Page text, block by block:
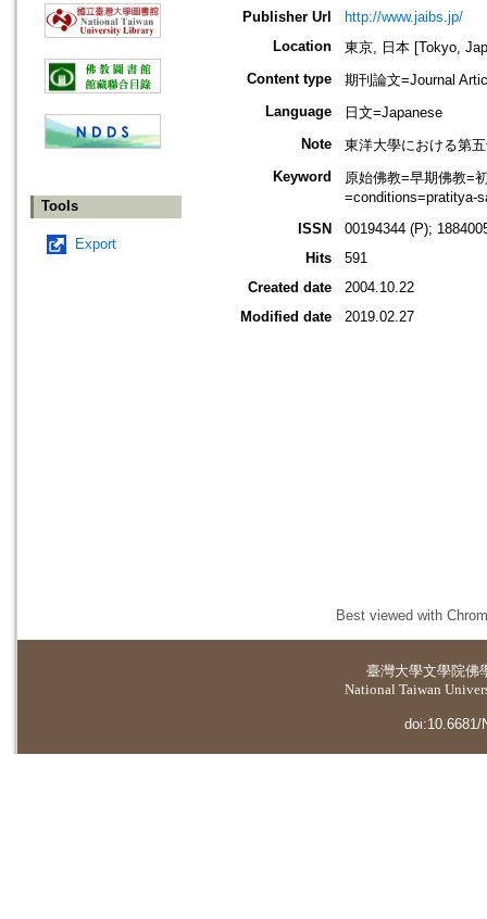
Tools
Export
Publisher Url
http://www.jaibs.jp/
Location
東京, 日本 [Tokyo,
Content type
期刊論文=Journal
Language
日文=Japanese
Note
東洋大學における第
Keyword
原始佛教=早期佛教=
=conditions=pratitya-
ISSN
00194344 (P);
Hits
591
Created date
2004.10.22
Modified date
2019.02.27
Best viewed with
臺灣大學文學院佛
National Taiwan
doi:10.6681/